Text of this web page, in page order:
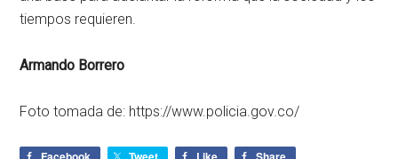
tiempos requieren.
Armando Borrero
Foto tomada de: https://www.policia.gov.co/